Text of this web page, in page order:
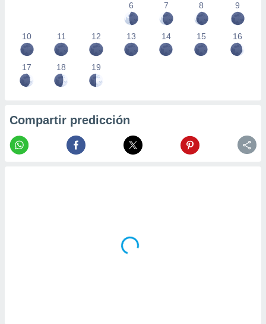
6
7 8 9
10 11 12 13 14 15 16
17 18 19
Compartir predicción